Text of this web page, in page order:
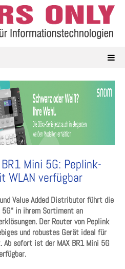
Mini 5G: Peplink-
WLAN verfügbar
Value Added Distributor führt die
5G“ in ihrem Sortiment an
Der Router von Peplink
und robustes Gerät ideal für
sofort ist der MAX BR1 Mini 5G